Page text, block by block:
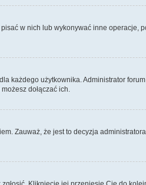
w nich lub wykonywać inne
każdego użytkownika. Administrator
dołączać ich.
Zauważ, że jest to decyzja